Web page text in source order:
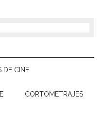
DE CINE
CORTOMETRAJES